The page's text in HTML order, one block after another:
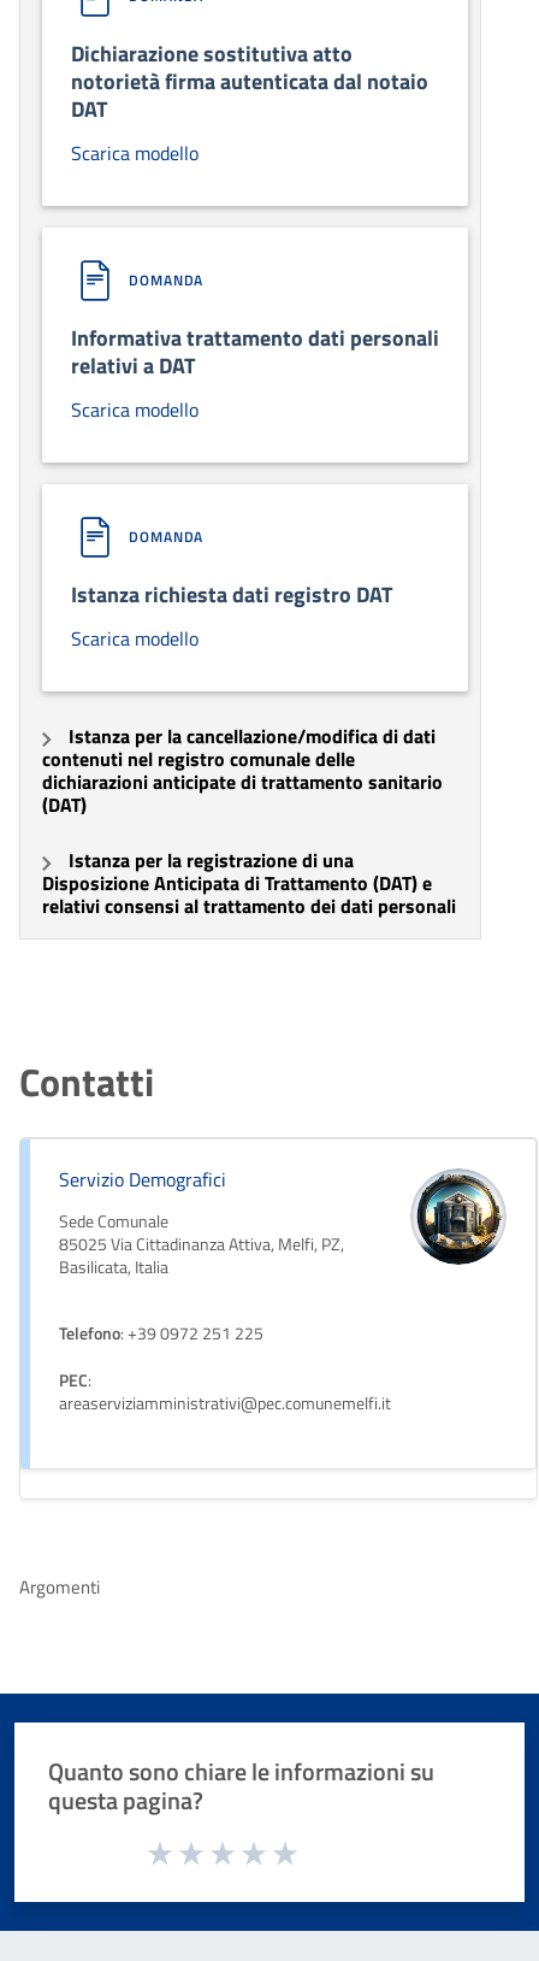
Dichiarazione sostitutiva atto
notorietà firma autenticata dal notaio
DAT
Scarica modello
DOMANDA
Informativa trattamento dati personali
relativi a DAT
Scarica modello
DOMANDA
Istanza richiesta dati registro DAT
Scarica modello
Istanza per la cancellazione/modifica di dati
contenuti nel registro comunale delle
dichiarazioni anticipate di trattamento sanitario
(DAT)
Istanza per la registrazione di una
Disposizione Anticipata di Trattamento (DAT) e
relativi consensi al trattamento dei dati personali
Contatti
Servizio Demografici
Sede Comunale
85025 Via Cittadinanza Attiva, Melfi, PZ,
Basilicata, Italia
Telefono: +39 0972 251 225
PEC:
areaserviziamministrativi@pec.comunemelfi.it
Argomenti
Quanto sono chiare le informazioni su
questa pagina?
Valuta da 1 a 5 stelle la pagina